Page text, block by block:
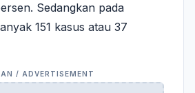
Sedangkan pada
151 kasus atau 37